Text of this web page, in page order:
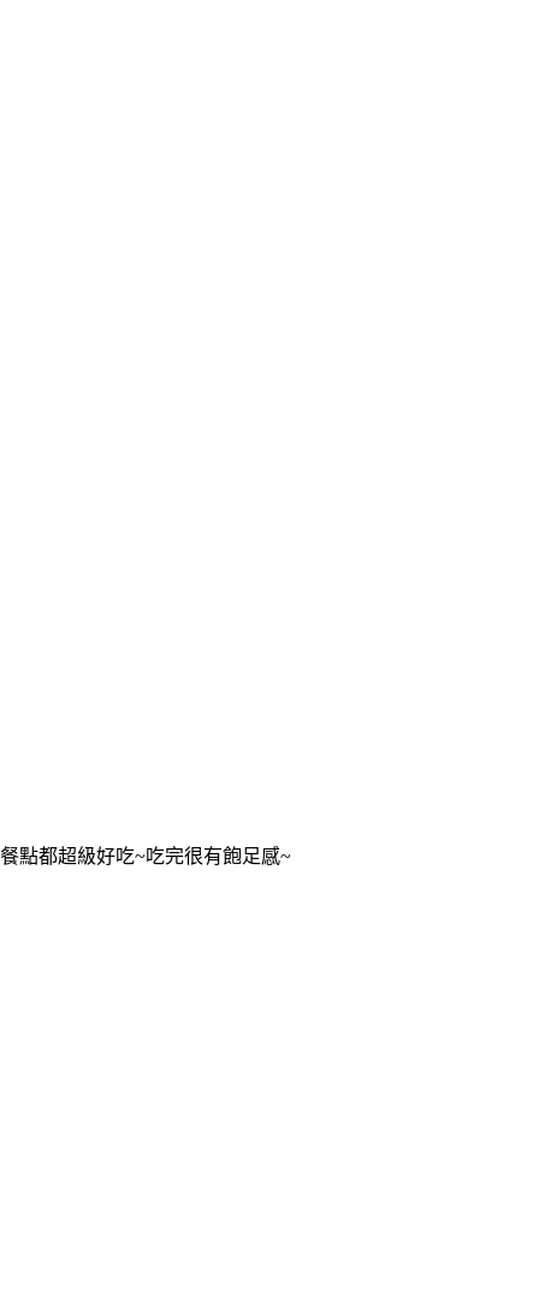
餐點都超級好吃~吃完很有飽足感~